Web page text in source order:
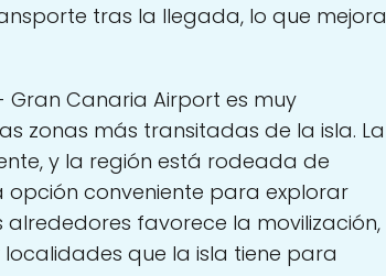
tras la llegada, lo que mejora
Gran Canaria Airport es muy
zonas más transitadas de la isla. La
y la región está rodeada de
conveniente para explorar
favorece la movilización,
que la isla tiene para